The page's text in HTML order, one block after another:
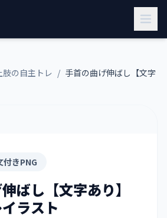
肢の自主トレ / 手首の曲げ伸ばし【文字
付きPNG
ばし【文字あり】
ラスト